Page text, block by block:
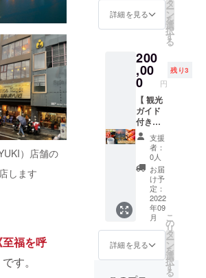
）店舗の
します
至福を呼
です。
が必要
ご予約
をお願
い致し
ます。
■ ご予
約方法
・
Facebo
https://
www.fa
cebook.
com/su
shi.aoy
ama.so
1 ・
LINE
https://li
にス
タッフ
までご
ださ
い。 ※
LINEで
の送付
を希望
の方は
備考欄
に LINE
ID をご
記入く
ださ
い。 な
お、当
店は
【事前
予約】
が必要
です。
下記の
方法で
ご予約
で会員
番号記
載の会
送りま
すの
で、期
間内に
保管い
ただき
ますよ
うお願
いいた
しま
す。 な
お、会
員番号
記載の
会員権
をお会
計の際
にス
タッフ
までご
提示く
いた方
には、
開店祝
花に
「お名
前の掲
載」を
させて
いただ
きま
す。 加
えて、
お店か
ら「お
礼の
メー
ル」と
「店内
の様子
がわか
る動
画」を
送りさ
せてい
詳細を見る
タ
ー
ン
を
選
択
す
る
200
,00
0 円
残り3
【 観光
ガイド
付き
ディ
ナー券
】＼最
大6名分
のコー
ス料理
（6種の
日本酒
ペアリ
ング付
き）を
楽しめ
るディ
支援
者：
0人
お届
け予
定：
2022
年09
月
詳細を見る
こ
の
リ
タ
ー
ン
を
選
択
す
る